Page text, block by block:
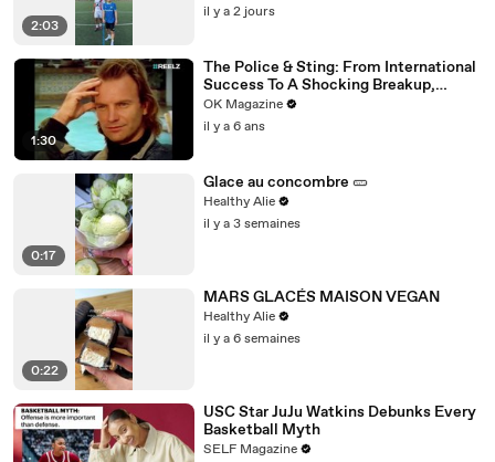
2:03
il y a 2 jours
1:30
The Police & Sting: From International
Success To A Shocking Breakup,
REELZ Doc Digs Deep: Watch
OK Magazine
il y a 6 ans
0:17
Glace au concombre 🥒
Healthy Alie
il y a 3 semaines
0:22
MARS GLACÉS MAISON VEGAN
Healthy Alie
il y a 6 semaines
USC Star JuJu Watkins Debunks Every
Basketball Myth
SELF Magazine